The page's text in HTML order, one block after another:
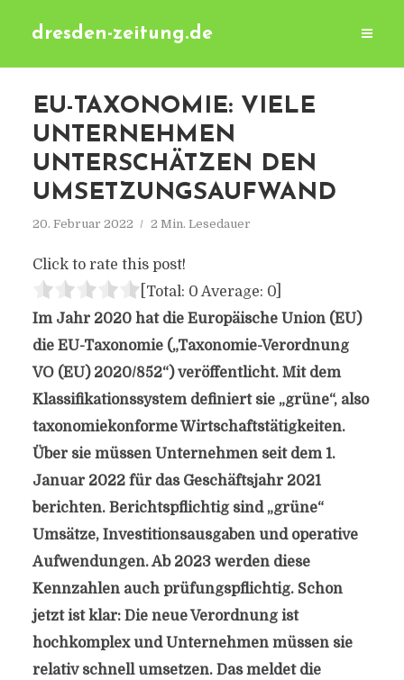
dresden-zeitung.de
EU-TAXONOMIE: VIELE
UNTERNEHMEN
UNTERSCHÄTZEN DEN
UMSETZUNGSAUFWAND
20. Februar 2022 2 Min. Lesedauer
Click to rate this post!
[Total: 0 Average: 0]
Im Jahr 2020 hat die Europäische Union (EU)
die EU-Taxonomie („Taxonomie-Verordnung
VO (EU) 2020/852“) veröffentlicht. Mit dem
Klassifikationssystem definiert sie „grüne“, also
taxonomiekonforme Wirtschaftstätigkeiten.
Über sie müssen Unternehmen seit dem 1.
Januar 2022 für das Geschäftsjahr 2021
berichten. Berichtspflichtig sind „grüne“
Umsätze, Investitionsausgaben und operative
Aufwendungen. Ab 2023 werden diese
Kennzahlen auch prüfungspflichtig. Schon
jetzt ist klar: Die neue Verordnung ist
hochkomplex und Unternehmen müssen sie
relativ schnell umsetzen. Das meldet die